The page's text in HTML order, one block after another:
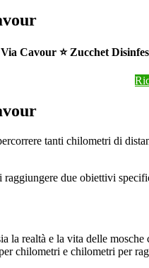
Cavour ⭐ Zucchet
tanti chilometri di
raggiungere due obiettivi
la realtà e la vita delle
chilometri e chilometri per